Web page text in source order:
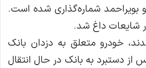
بویراحمد شماره‌گذاری شده است.
شایعات داغ شد.
خودرو متعلق به دزدان بانک
دستبرد به بانک در حال انتقال